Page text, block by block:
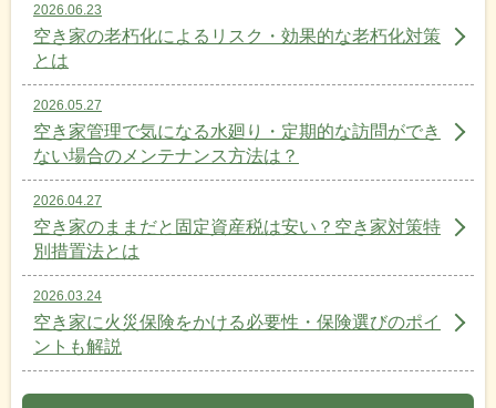
2026.06.23
空き家の老朽化によるリスク・効果的な老朽化対策
とは
2026.05.27
空き家管理で気になる水廻り・定期的な訪問ができ
ない場合のメンテナンス方法は？
2026.04.27
空き家のままだと固定資産税は安い？空き家対策特
別措置法とは
2026.03.24
空き家に火災保険をかける必要性・保険選びのポイ
ントも解説